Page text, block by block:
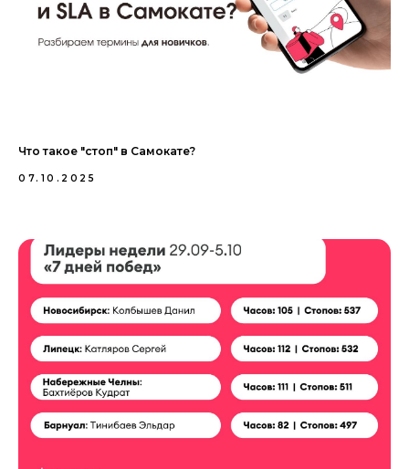
Что такое "стоп" в Самокате?
07.10.2025